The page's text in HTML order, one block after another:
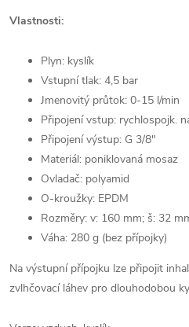
Vlastnosti:
Plyn: kyslík
Vstupní tlak: 4,5 bar
Jmenovitý průtok: 0-15 l/min
Připojení vstup: rychlospojk.
Připojení výstup: G 3/8"
Materiál: poniklovaná mosaz
Ovladač: polyamid
O-kroužky: EPDM
Rozměry: v: 160 mm; š: 32
Váha: 280 g (bez přípojky)
Na výstupní přípojku lze připojit
zvlhčovací láhev pro dlouhodobou